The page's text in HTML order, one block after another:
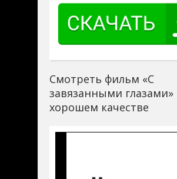
Смотреть фильм «С
завязанными глазами»
хорошем качестве